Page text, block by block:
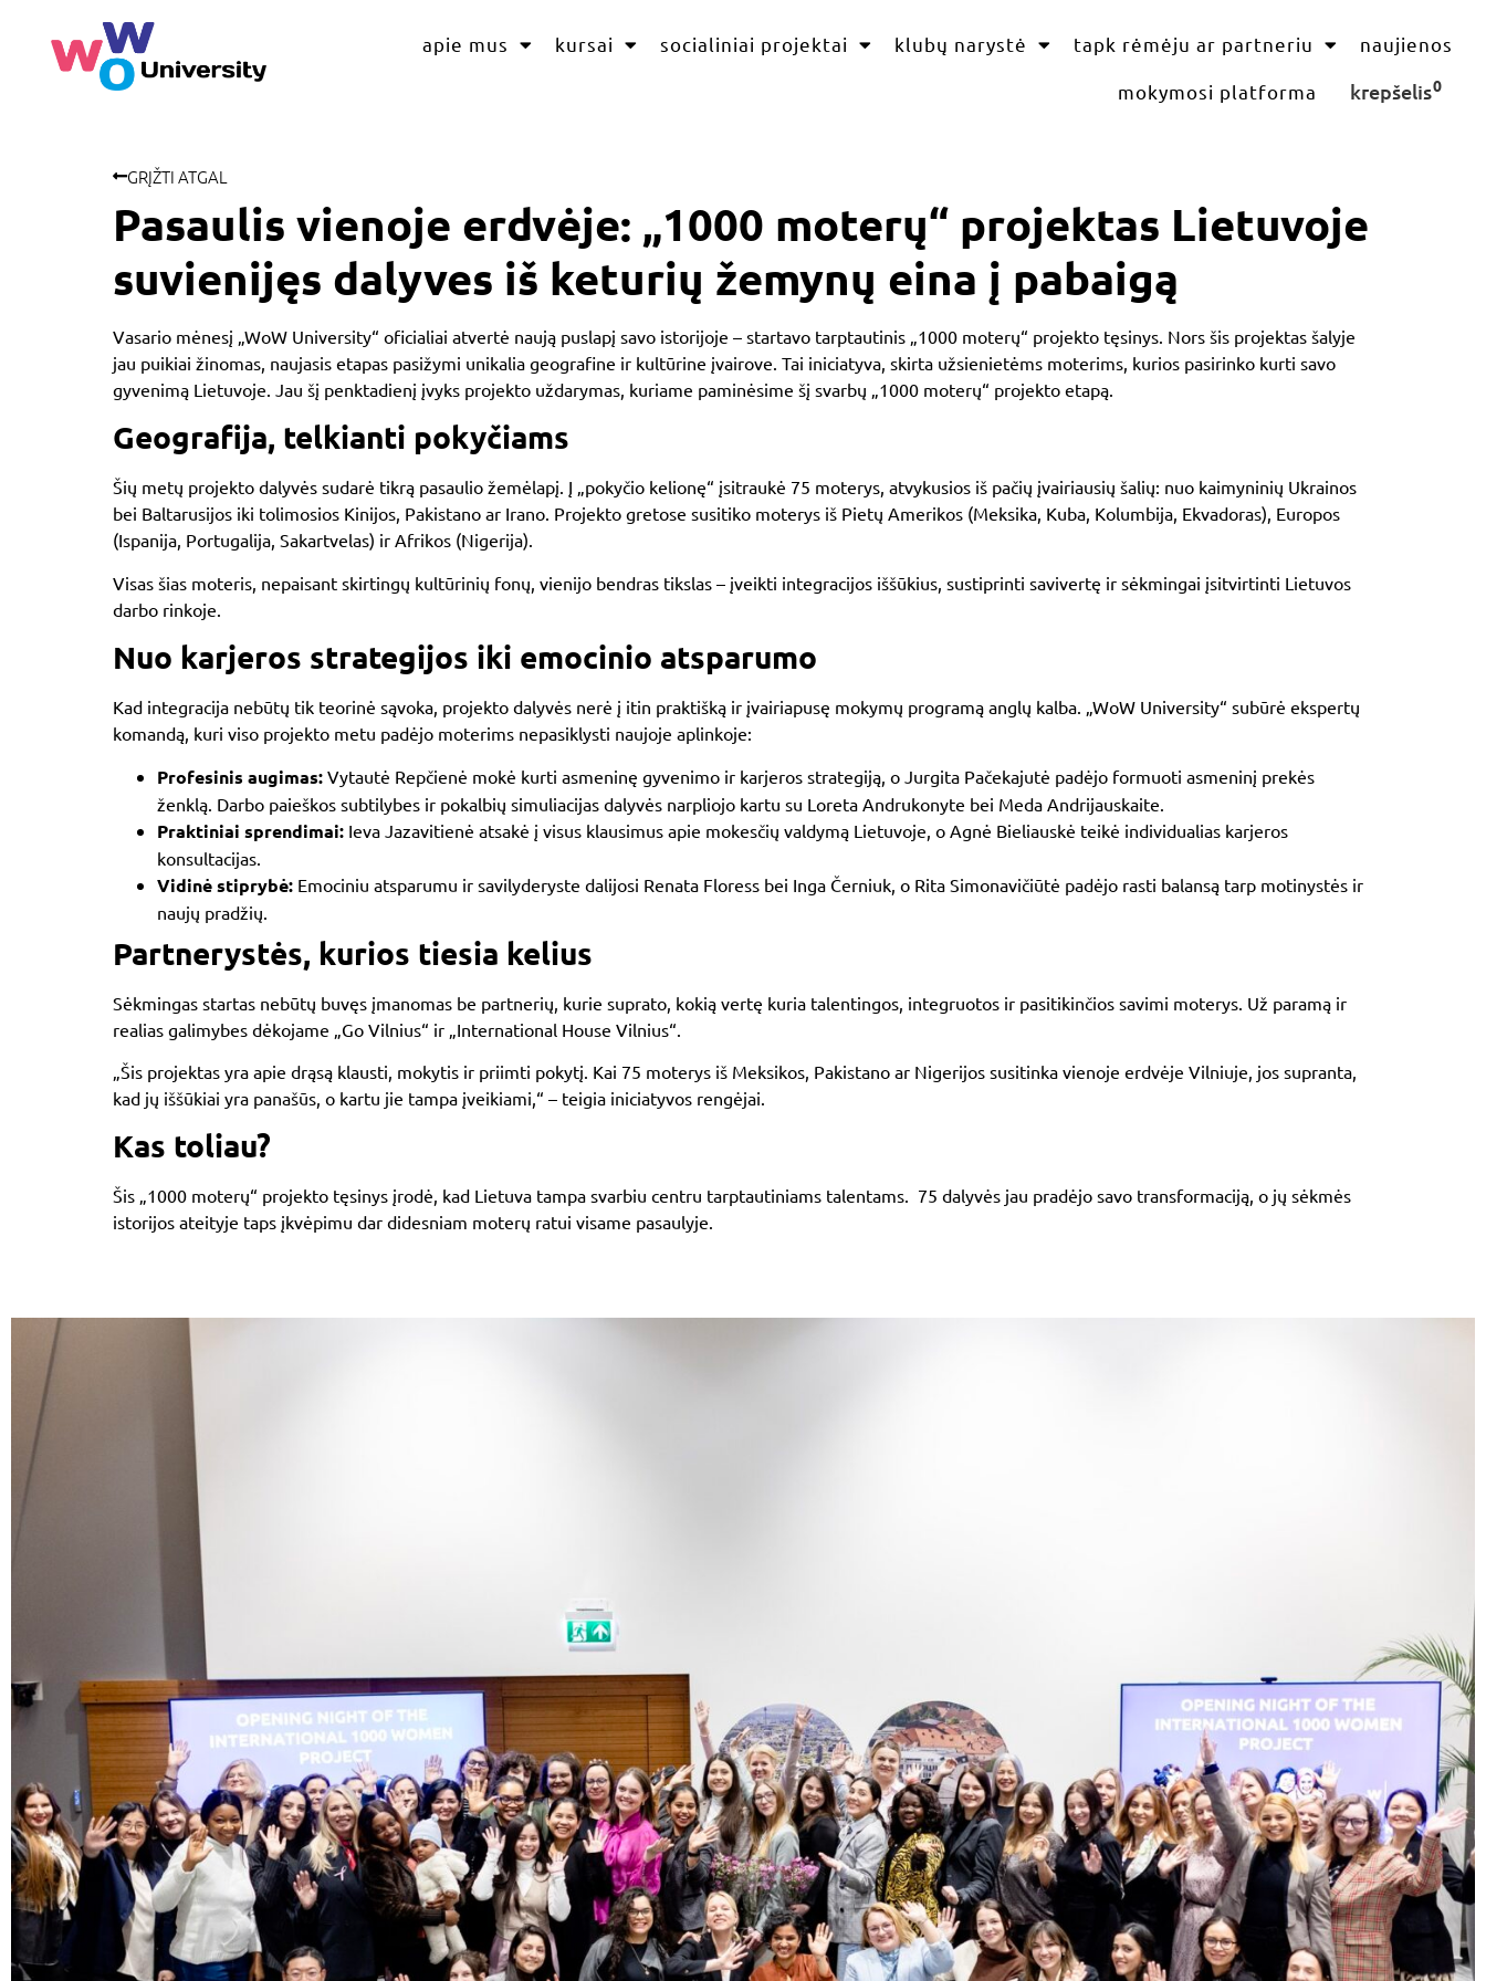
apie mus kursai socialiniai projektai klubų narystė tapk rėmėju ar partneriu naujienos
mokymosi platforma krepšelis0
GRĮŽTI ATGAL
Pasaulis vienoje erdvėje: „1000 moterų“ projektas Lietuvoje
suvienijęs dalyves iš keturių žemynų eina į pabaigą
Vasario mėnesį „WoW University“ oficialiai atvertė naują puslapį savo istorijoje – startavo tarptautinis „1000 moterų“ projekto tęsinys. Nors šis projektas šalyje
jau puikiai žinomas, naujasis etapas pasižymi unikalia geografine ir kultūrine įvairove. Tai iniciatyva, skirta užsienietėms moterims, kurios pasirinko kurti savo
gyvenimą Lietuvoje. Jau šį penktadienį įvyks projekto uždarymas, kuriame paminėsime šį svarbų „1000 moterų“ projekto etapą.
Geografija, telkianti pokyčiams
Šių metų projekto dalyvės sudarė tikrą pasaulio žemėlapį. Į „pokyčio kelionę“ įsitraukė 75 moterys, atvykusios iš pačių įvairiausių šalių: nuo kaimyninių Ukrainos
bei Baltarusijos iki tolimosios Kinijos, Pakistano ar Irano. Projekto gretose susitiko moterys iš Pietų Amerikos (Meksika, Kuba, Kolumbija, Ekvadoras), Europos
(Ispanija, Portugalija, Sakartvelas) ir Afrikos (Nigerija).
Visas šias moteris, nepaisant skirtingų kultūrinių fonų, vienijo bendras tikslas – įveikti integracijos iššūkius, sustiprinti savivertę ir sėkmingai įsitvirtinti Lietuvos
darbo rinkoje.
Nuo karjeros strategijos iki emocinio atsparumo
Kad integracija nebūtų tik teorinė sąvoka, projekto dalyvės nerė į itin praktišką ir įvairiapusę mokymų programą anglų kalba. „WoW University“ subūrė ekspertų
komandą, kuri viso projekto metu padėjo moterims nepasiklysti naujoje aplinkoje:
Profesinis augimas: Vytautė Repčienė mokė kurti asmeninę gyvenimo ir karjeros strategiją, o Jurgita Pačekajutė padėjo formuoti asmeninį prekės
ženklą. Darbo paieškos subtilybes ir pokalbių simuliacijas dalyvės narpliojo kartu su Loreta Andrukonyte bei Meda Andrijauskaite.
Praktiniai sprendimai: Ieva Jazavitienė atsakė į visus klausimus apie mokesčių valdymą Lietuvoje, o Agnė Bieliauskė teikė individualias karjeros
konsultacijas.
Vidinė stiprybė: Emociniu atsparumu ir savilyderyste dalijosi Renata Floress bei Inga Černiuk, o Rita Simonavičiūtė padėjo rasti balansą tarp motinystės ir
naujų pradžių.
Partnerystės, kurios tiesia kelius
Sėkmingas startas nebūtų buvęs įmanomas be partnerių, kurie suprato, kokią vertę kuria talentingos, integruotos ir pasitikinčios savimi moterys. Už paramą ir
realias galimybes dėkojame
„Go Vilnius“ ir „International House Vilnius“
„Šis projektas yra apie drąsą klausti, mokytis ir priimti pokytį. Kai 75 moterys iš Meksikos, Pakistano ar Nigerijos susitinka vienoje erdvėje Vilniuje, jos supranta,
kad jų iššūkiai yra panašūs, o kartu jie tampa įveikiami,“ – teigia iniciatyvos rengėjai.
Kas toliau?
Šis „1000 moterų“ projekto tęsinys įrodė, kad Lietuva tampa svarbiu centru tarptautiniams talentams. 75 dalyvės jau pradėjo savo transformaciją, o jų sėkmės
istorijos ateityje taps įkvėpimu dar didesniam moterų ratui visame pasaulyje.